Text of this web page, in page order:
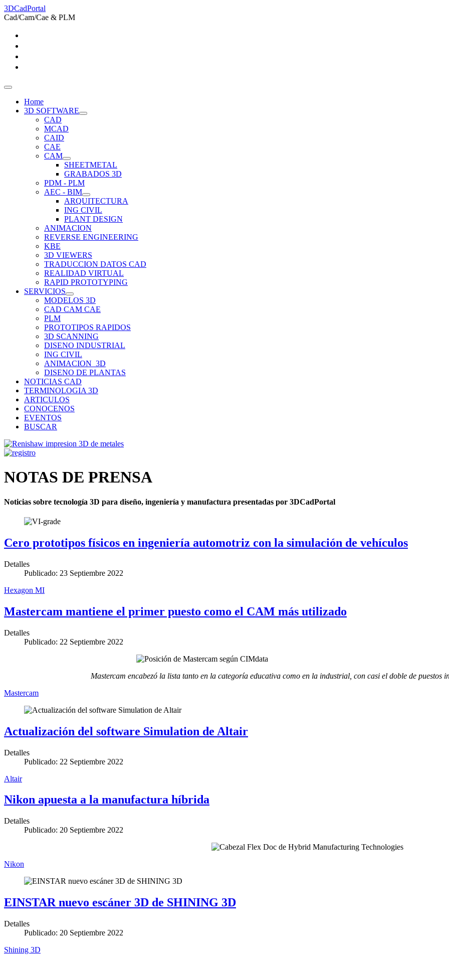
3DCadPortal
Cad/Cam/Cae & PLM
Home
3D SOFTWARE
CAD
MCAD
CAID
CAE
CAM
SHEETMETAL
GRABADOS 3D
PDM - PLM
AEC - BIM
ARQUITECTURA
ING CIVIL
PLANT DESIGN
ANIMACION
REVERSE ENGINEERING
KBE
3D VIEWERS
TRADUCCION DATOS CAD
REALIDAD VIRTUAL
RAPID PROTOTYPING
SERVICIOS
MODELOS 3D
CAD CAM CAE
PLM
PROTOTIPOS RAPIDOS
3D SCANNING
DISENO INDUSTRIAL
ING CIVIL
ANIMACION_3D
DISENO DE PLANTAS
NOTICIAS CAD
TERMINOLOGIA 3D
ARTICULOS
CONOCENOS
EVENTOS
BUSCAR
NOTAS DE PRENSA
Noticias sobre tecnología 3D para diseño, ingeniería y manufactura presentadas por 3DCadPortal
Cero prototipos físicos en ingeniería automotriz con la simulación de vehículos
Detalles
Publicado: 23 Septiembre 2022
Hexagon MI
Mastercam mantiene el primer puesto como el CAM más utilizado
Detalles
Publicado: 22 Septiembre 2022
Mastercam encabezó la lista tanto en la categoría educativa como en la industrial, con casi el doble de puestos
Mastercam
Actualización del software Simulation de Altair
Detalles
Publicado: 22 Septiembre 2022
Altair
Nikon apuesta a la manufactura híbrida
Detalles
Publicado: 20 Septiembre 2022
Nikon
EINSTAR nuevo escáner 3D de SHINING 3D
Detalles
Publicado: 20 Septiembre 2022
Shining 3D